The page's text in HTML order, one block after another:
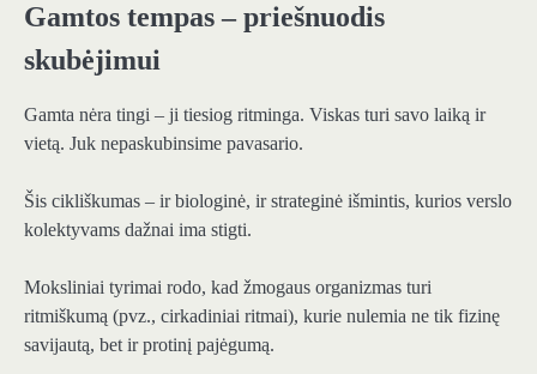
Gamtos tempas – priešnuodis
skubėjimui
Gamta nėra tingi – ji tiesiog ritminga. Viskas turi savo laiką ir
vietą. Juk nepaskubinsime pavasario.
Šis cikliškumas – ir biologinė, ir strateginė išmintis, kurios verslo
kolektyvams dažnai ima stigti.
Moksliniai tyrimai rodo, kad žmogaus organizmas turi
ritmiškumą (pvz., cirkadiniai ritmai), kurie nulemia ne tik fizinę
savijautą, bet ir protinį pajėgumą.